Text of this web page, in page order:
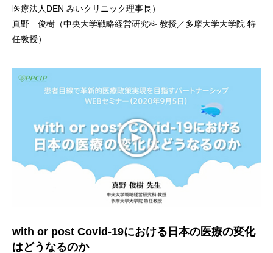
医療法人DEN みいクリニック理事長）
真野 俊樹（中央大学戦略経営研究科 教授／多摩大学大学院 特
任教授）
with or post Covid-19における日本の医療の変化
はどうなるのか